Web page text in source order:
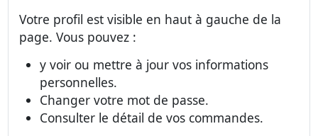
Votre profil est visible en haut à gauche de la
page. Vous pouvez :
y voir ou mettre à jour vos informations
personnelles.
Changer votre mot de passe.
Consulter le détail de vos commandes.